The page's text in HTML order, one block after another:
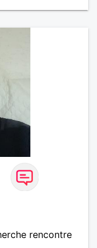
rencontre